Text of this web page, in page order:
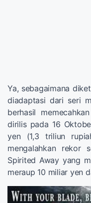
Ya, sebagaimana
diadaptasi dari seri
berhasil
dirilis pada 16
yen (1,3 triliun
mengalahkan rekor
Spirited Away yang
meraup 10 miliar yen